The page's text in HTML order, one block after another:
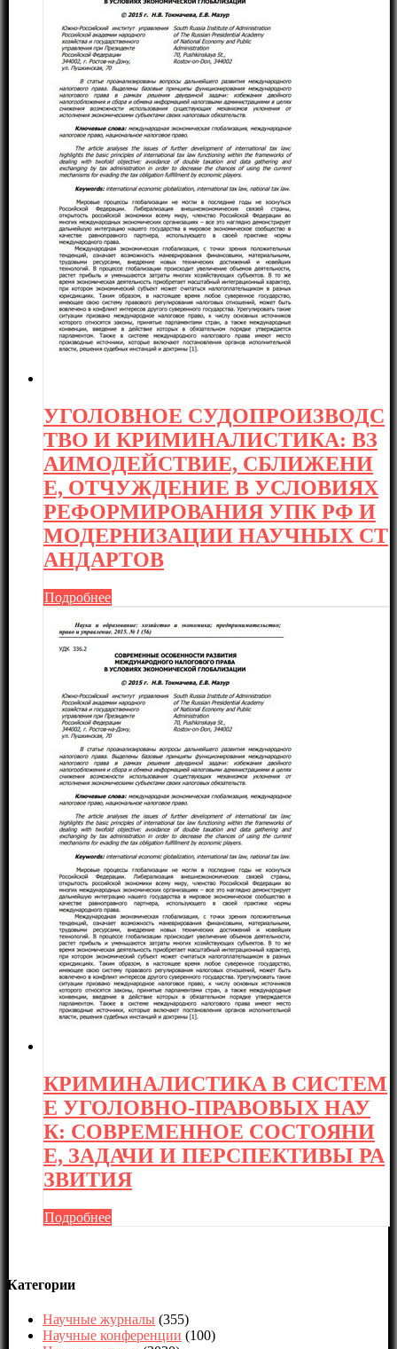
УГОЛОВНОЕ СУДОПРОИЗВОДС
ТВО И КРИМИНАЛИСТИКА: ВЗ
АИМОДЕЙСТВИЕ, СБЛИЖЕНИ
Е, ОТЧУЖДЕНИЕ В УСЛОВИЯХ
РЕФОРМИРОВАНИЯ УПК РФ И
МОДЕРНИЗАЦИИ НАУЧНЫХ СТ
АНДАРТОВ
Подробнее
КРИМИНАЛИСТИКА В СИСТЕМ
Е УГОЛОВНО-ПРАВОВЫХ НАУ
К: СОВРЕМЕННОЕ СОСТОЯНИ
Е, ЗАДАЧИ И ПЕРСПЕКТИВЫ РА
ЗВИТИЯ
Подробнее
Категории
Научные журналы (355)
Научные конференции (100)